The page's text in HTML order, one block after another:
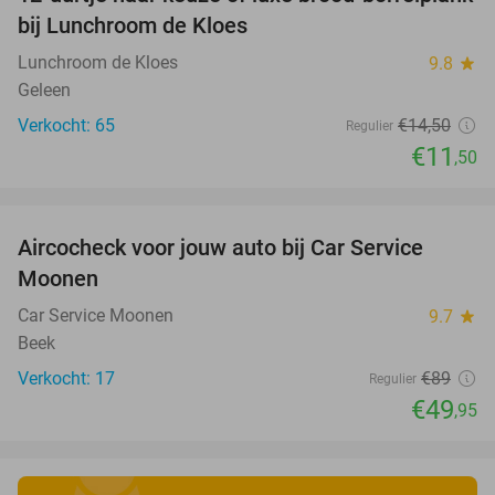
bij Lunchroom de Kloes
Lunchroom de Kloes 9.8 star
Geleen
Verkocht: 65
Regulier €14,50
€11 ,50
Aircocheck voor jouw auto bij Car Service
Moonen
Car Service Moonen 9.7 star
Beek
Verkocht: 17
Regulier €89
€49,95